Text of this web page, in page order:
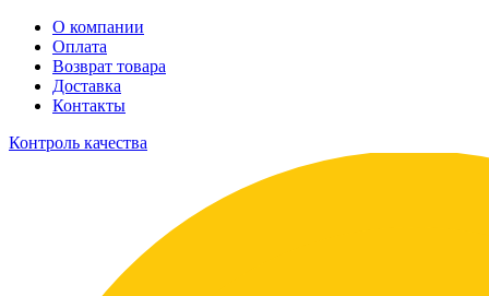
О компании
Оплата
Возврат товара
Доставка
Контакты
Контроль качества